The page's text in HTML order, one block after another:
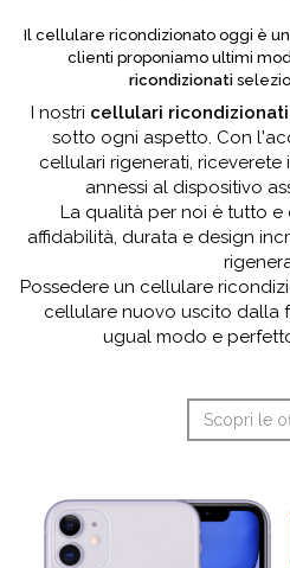
Il cellulare ricondizionato oggi è
clienti proponiamo ultimi
ricondizionati
I nostri cellulari ricondizionati
sotto ogni aspetto. Con
cellulari rigenerati,
annessi al dispositivo
La qualità per noi è tutto e
affidabilità, durata e design
Possedere un cellulare
cellulare nuovo uscito dalla
ugual modo e
Scopri le